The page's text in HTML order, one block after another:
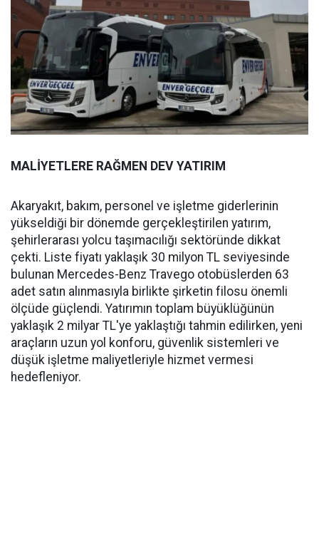
MALİYETLERE RAĞMEN DEV YATIRIM
Akaryakıt, bakım, personel ve işletme giderlerinin
yükseldiği bir dönemde gerçekleştirilen yatırım,
şehirlerarası yolcu taşımacılığı sektöründe dikkat
çekti. Liste fiyatı yaklaşık 30 milyon TL seviyesinde
bulunan Mercedes-Benz Travego otobüslerden 63
adet satın alınmasıyla birlikte şirketin filosu önemli
ölçüde güçlendi. Yatırımın toplam büyüklüğünün
yaklaşık 2 milyar TL'ye yaklaştığı tahmin edilirken, yeni
araçların uzun yol konforu, güvenlik sistemleri ve
düşük işletme maliyetleriyle hizmet vermesi
hedefleniyor.